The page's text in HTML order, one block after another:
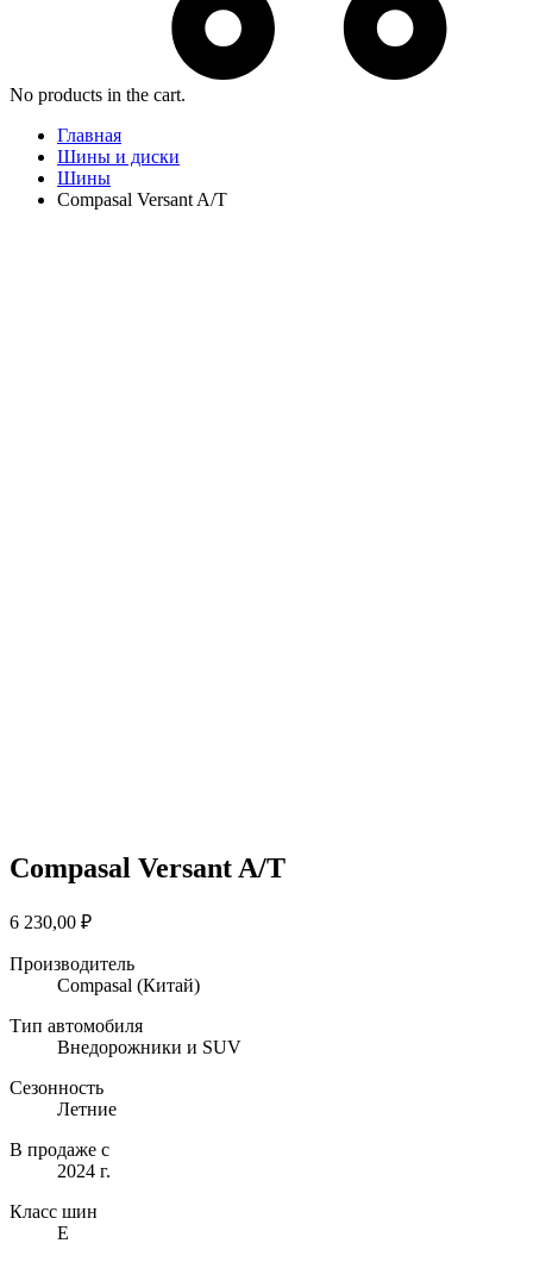
No products in the cart.
Главная
Шины и диски
Шины
Compasal Versant A/T
Compasal Versant A/T
6 230,00 ₽
Производитель
Compasal (Китай)
Тип автомобиля
Внедорожники и SUV
Сезонность
Летние
В продаже с
2024 г.
Класс шин
E